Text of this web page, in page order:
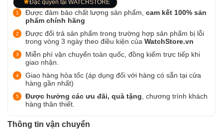
Đặc quyền tại WATCHSTORE
Được đảm bảo chất lượng sản phẩm, cam kết 100% sản
phẩm chính hãng
Được đổi trả sản phẩm trong trường hợp sản phẩm bị lỗi
trong vòng 3 ngày theo điều kiện của WatchStore.vn
Miễn phí vận chuyển toàn quốc, đồng kiểm trực tiếp khi
giao nhận.
Giao hàng hỏa tốc (áp dụng đối với hàng có sẵn tại cửa
hàng gần nhất)
Được hưởng các ưu đãi, quà tặng , chương trình khách
hàng thân thiết.
Thông tin vận chuyển